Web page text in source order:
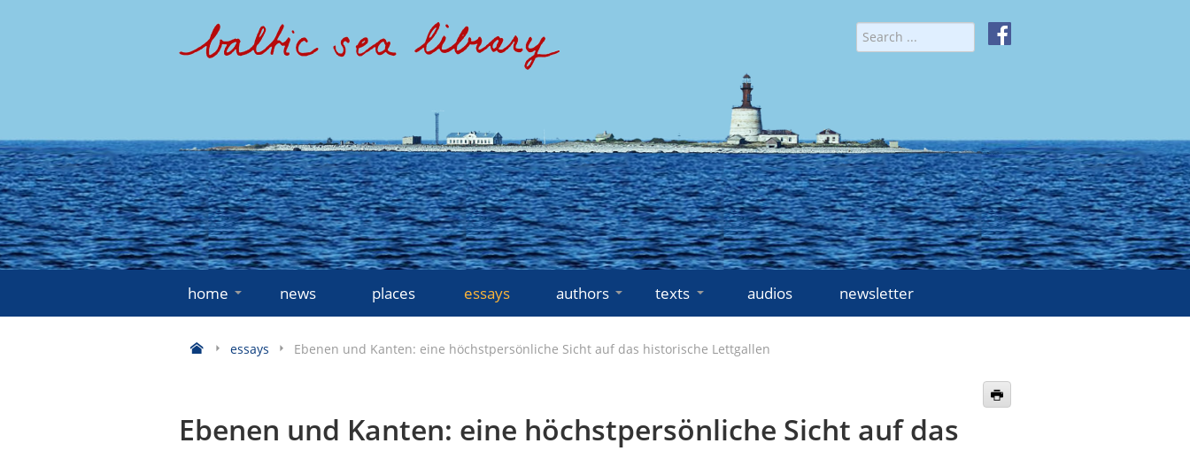
home news places essays authors texts audios newsletter
essays Ebenen und Kanten: eine höchstpersönliche Sicht auf das historische Lettgallen
Ebenen und Kanten: eine höchstpersönliche Sicht auf das